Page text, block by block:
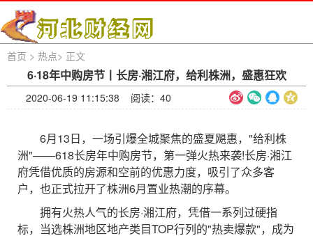
首页 > 热点> 正文
6·18年中购房节丨长房·湘江府，给利株洲，盛惠狂欢
2020-06-19 11:15:38 阅读： 40
6月13日，一场引爆全城聚焦的盛夏飓惠，"给利株
洲"——618长房年中购房节，第一弹火热来袭!长房·湘江
府凭借优质的房源和空前的优惠力度，吸引了众多客
户，也正式拉开了株洲6月置业热潮的序幕。
拥有火热人气的长房·湘江府，凭借一系列过硬指
标，当选株洲地区地产类目TOP行列的"热卖爆款"，成为